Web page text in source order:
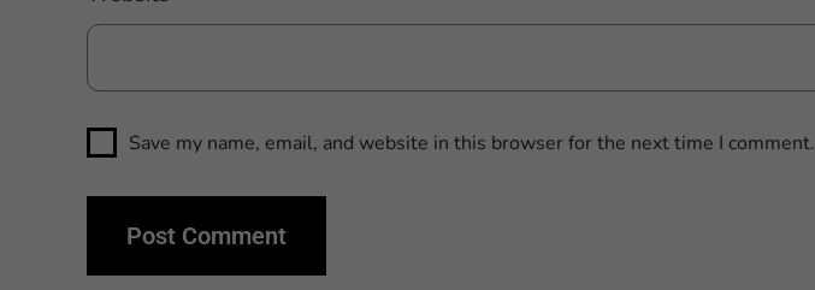
Save my name, email, and website in this browser for the next time I comment.